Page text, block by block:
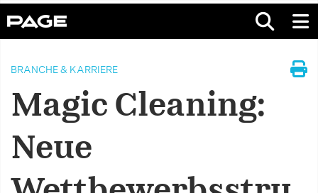
BRANCHE & KARRIERE
Magic Cleaning:
Neue